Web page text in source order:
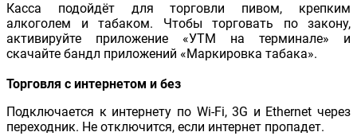
Касса подойдёт для торговли пивом, крепким
алкоголем и табаком. Чтобы торговать по закону,
активируйте приложение «УТМ на терминале» и
скачайте бандл приложений «Маркировка табака».
Торговля с интернетом и без
Подключается к интернету по Wi-Fi, 3G и Ethernet через
переходник. Не отключится, если интернет пропадет.